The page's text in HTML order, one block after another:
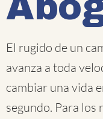
El rugido de un
avanza a toda
cambiar una vida
segundo. Para los